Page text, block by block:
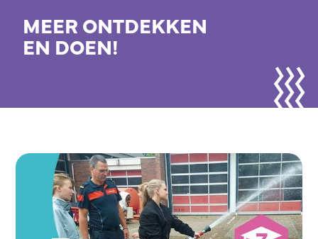
MEER ONTDEKKEN
EN DOEN!